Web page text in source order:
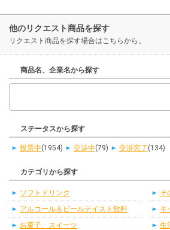
他のリクエスト商品を探す
リクエスト商品を探す場合はこちらから。
商品名、企業名から探す
ステータスから探す
投票中(1954) 交渉中(79) 交渉完了 (134)
カテゴリから探す
ソフトドリンク
アルコール＆ビールテイスト飲料
お菓子、スイーツ
そ
キ
生